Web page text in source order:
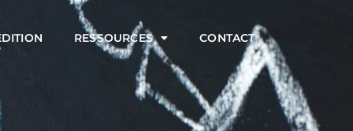
RESSOURCES CONTACT